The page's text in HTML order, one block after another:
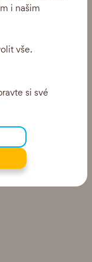
ks
i našim
vše.
si své